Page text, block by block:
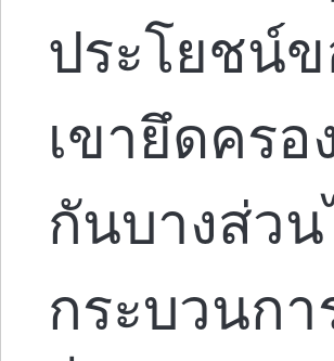
ประโยชน์ข
เขายึดคร
กันบางส่ว
กระบวนก